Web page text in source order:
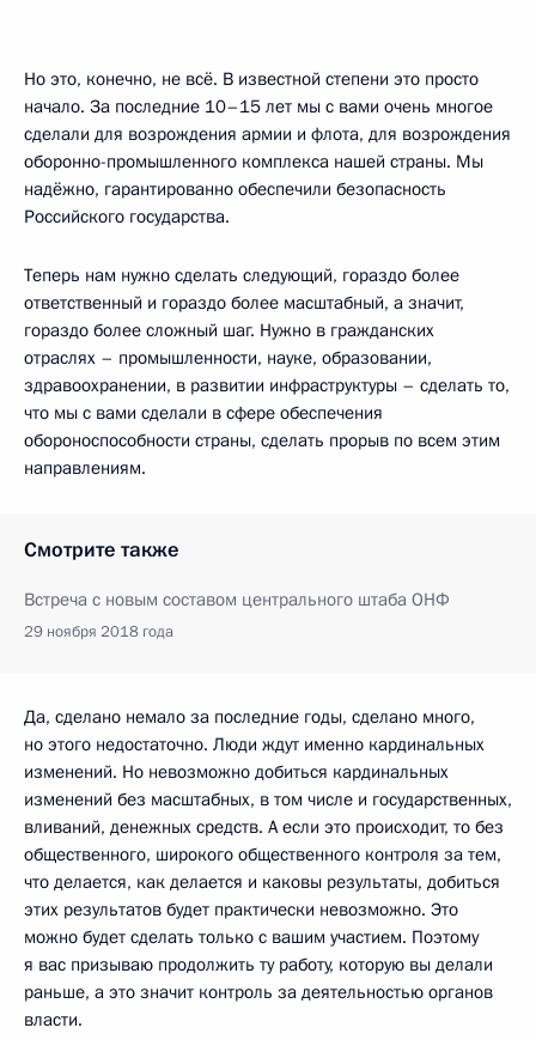
Но это, конечно, не всё. В известной степени это просто
начало. За последние 10–15 лет мы с вами очень многое
сделали для возрождения армии и флота, для возрождения
оборонно-промышленного комплекса нашей страны. Мы
надёжно, гарантированно обеспечили безопасность
Российского государства.
Теперь нам нужно сделать следующий, гораздо более
ответственный и гораздо более масштабный, а значит,
гораздо более сложный шаг. Нужно в гражданских
отраслях – промышленности, науке, образовании,
здравоохранении, в развитии инфраструктуры – сделать то,
что мы с вами сделали в сфере обеспечения
обороноспособности страны, сделать прорыв по всем этим
направлениям.
Смотрите также
Встреча с новым составом центрального штаба ОНФ
29 ноября 2018 года
Да, сделано немало за последние годы, сделано много,
но этого недостаточно. Люди ждут именно кардинальных
изменений. Но невозможно добиться кардинальных
изменений без масштабных, в том числе и государственных,
вливаний, денежных средств. А если это происходит, то без
общественного, широкого общественного контроля за тем,
что делается, как делается и каковы результаты, добиться
этих результатов будет практически невозможно. Это
можно будет сделать только с вашим участием. Поэтому
я вас призываю продолжить ту работу, которую вы делали
раньше, а это значит контроль за деятельностью органов
власти.